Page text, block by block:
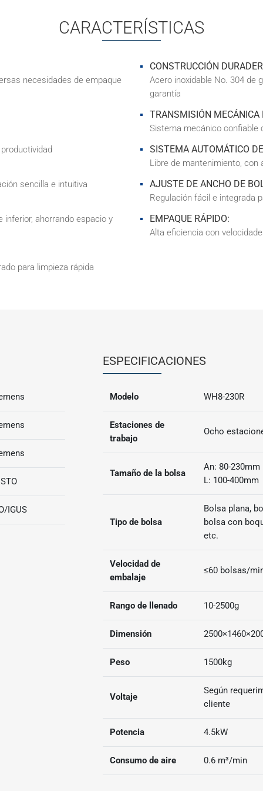
CARACTERÍSTICAS
necesidades de empaque
sencilla e intuitiva
ahorrando espacio y
para limpieza rápida
CONSTRUCCIÓN
Acero inoxidable No. 304 de
garantía
TRANSMISIÓN MECÁNICA
Sistema mecánico confiable
SISTEMA AUTOMÁTICO
Libre de mantenimiento, con
AJUSTE DE ANCHO DE
Regulación fácil e integrada
EMPAQUE RÁPIDO:
Alta eficiencia con
ESPECIFICACIONES
Modelo WH8-230R
Estaciones de
trabajo
Ocho
Tamaño de la bolsa
An: 80-230mm
L: 100-400mm
Tipo de bolsa
Bolsa plana,
bolsa con
etc.
Velocidad de
embalaje
≤60 bolsas/
Rango de llenado 10-2500g
Dimensión
Peso 1500kg
Voltaje
Según
cliente
Potencia 4.5kW
Consumo de aire 0.6 m³/min
IGUS